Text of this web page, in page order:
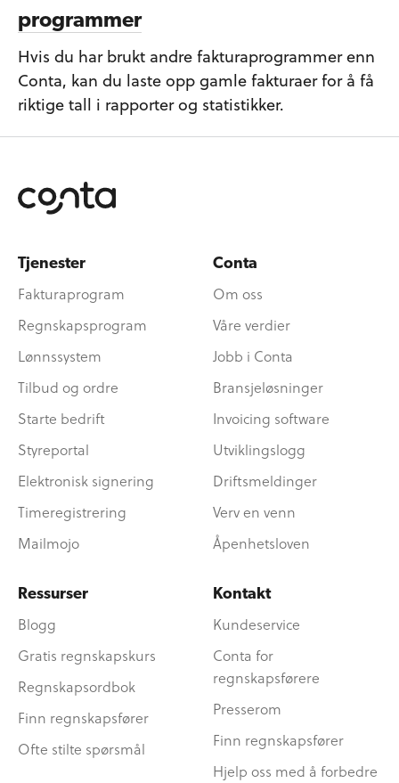
programmer
Hvis du har brukt andre fakturaprogrammer enn
Conta, kan du laste opp gamle fakturaer for å få
riktige tall i rapporter og statistikker.
Tjenester
Fakturaprogram
Regnskapsprogram
Lønnssystem
Tilbud og ordre
Starte bedrift
Styreportal
Elektronisk signering
Timeregistrering
Mailmojo
Conta
Om oss
Våre verdier
Jobb i Conta
Bransjeløsninger
Invoicing software
Utviklingslogg
Driftsmeldinger
Verv en venn
Åpenhetsloven
Ressurser
Blogg
Gratis regnskapskurs
Regnskapsordbok
Finn regnskapsfører
Ofte stilte spørsmål
Kontakt
Kundeservice
Conta for
regnskapsførere
Presserom
Finn regnskapsfører
Hjelp oss med å forbedre